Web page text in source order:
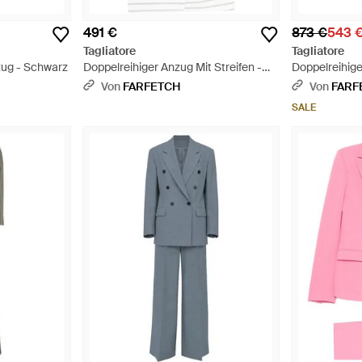
- Schwarz
491 €
Tagliatore
Doppelreihiger Anzug Mit Streifen -
WeißVon FARFETCH
873 €543
Tagliatore
Von
SALE